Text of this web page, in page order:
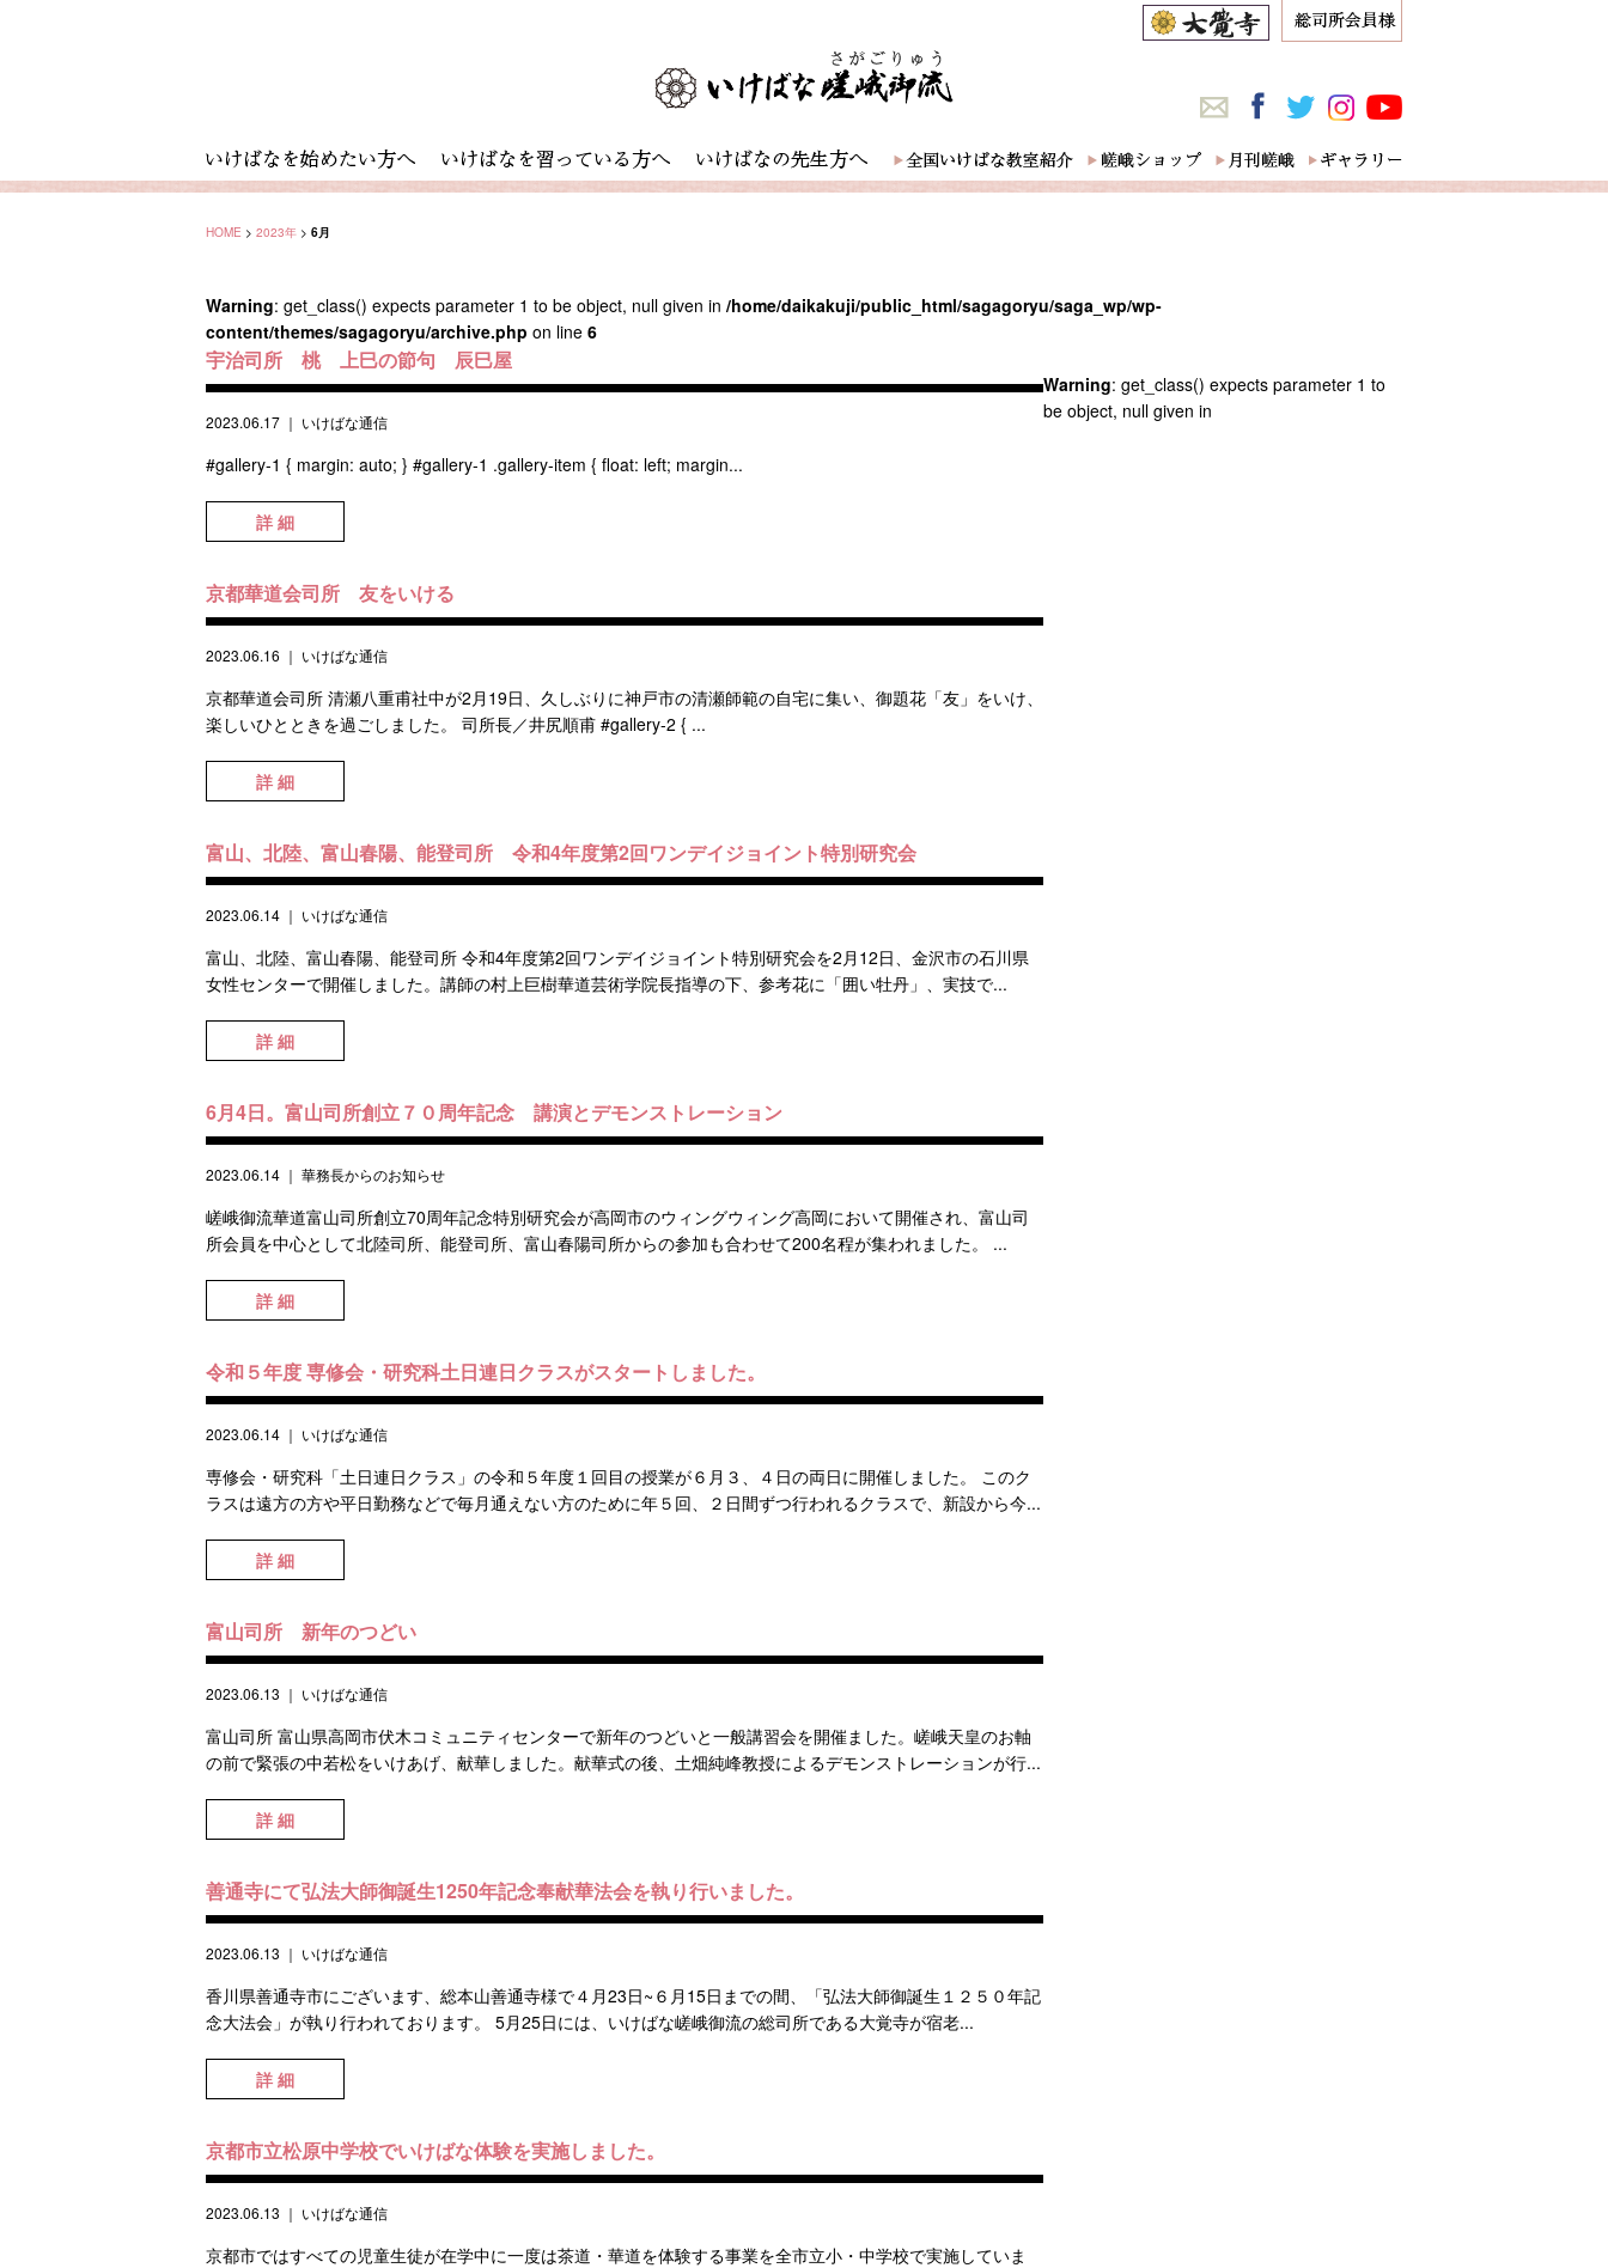
HOME > 2023年 > 6月
Warning: get_class() expects parameter 1 to be object, null given in /home/daikakuji/public_html/sagagoryu/saga_wp/wp-
content/themes/sagagoryu/archive.php on line 6
宇治司所 桃 上巳の節句 辰巳屋
2023.06.17 ｜ いけばな通信
#gallery-1 { margin: auto; } #gallery-1 .gallery-item { float: left; margin...
詳 細
京都華道会司所 友をいける
2023.06.16 ｜ いけばな通信
京都華道会司所 清瀬八重甫社中が2月19日、久しぶりに神戸市の清瀬師範の自宅に集い、御題花「友」をいけ、
楽しいひとときを過ごしました。 司所長／井尻順甫 #gallery-2 { ...
詳 細
富山、北陸、富山春陽、能登司所 令和4年度第2回ワンデイジョイント特別研究会
2023.06.14 ｜ いけばな通信
富山、北陸、富山春陽、能登司所 令和4年度第2回ワンデイジョイント特別研究会を2月12日、金沢市の石川県
女性センターで開催しました。講師の村上巨樹華道芸術学院長指導の下、参考花に「囲い牡丹」、実技で...
詳 細
6月4日。富山司所創立７０周年記念 講演とデモンストレーション
2023.06.14 ｜ 華務長からのお知らせ
嵯峨御流華道富山司所創立70周年記念特別研究会が高岡市のウィングウィング高岡において開催され、富山司
所会員を中心として北陸司所、能登司所、富山春陽司所からの参加も合わせて200名程が集われました。 ...
詳 細
令和５年度 専修会・研究科土日連日クラスがスタートしました。
2023.06.14 ｜ いけばな通信
専修会・研究科「土日連日クラス」の令和５年度１回目の授業が６月３、４日の両日に開催しました。 このク
ラスは遠方の方や平日勤務などで毎月通えない方のために年５回、２日間ずつ行われるクラスで、新設から今...
詳 細
富山司所 新年のつどい
2023.06.13 ｜ いけばな通信
富山司所 富山県高岡市伏木コミュニティセンターで新年のつどいと一般講習会を開催ました。嵯峨天皇のお軸
の前で緊張の中若松をいけあげ、献華しました。献華式の後、土畑純峰教授によるデモンストレーションが行...
詳 細
善通寺にて弘法大師御誕生1250年記念奉献華法会を執り行いました。
2023.06.13 ｜ いけばな通信
香川県善通寺市にございます、総本山善通寺様で４月23日~６月15日までの間、「弘法大師御誕生１２５０年記
念大法会」が執り行われております。 5月25日には、いけばな嵯峨御流の総司所である大覚寺が宿老...
詳 細
京都市立松原中学校でいけばな体験を実施しました。
2023.06.13 ｜ いけばな通信
京都市ではすべての児童生徒が在学中に一度は茶道・華道を体験する事業を全市立小・中学校で実施していま
Warning: get_class() expects parameter 1 to
be object, null given in